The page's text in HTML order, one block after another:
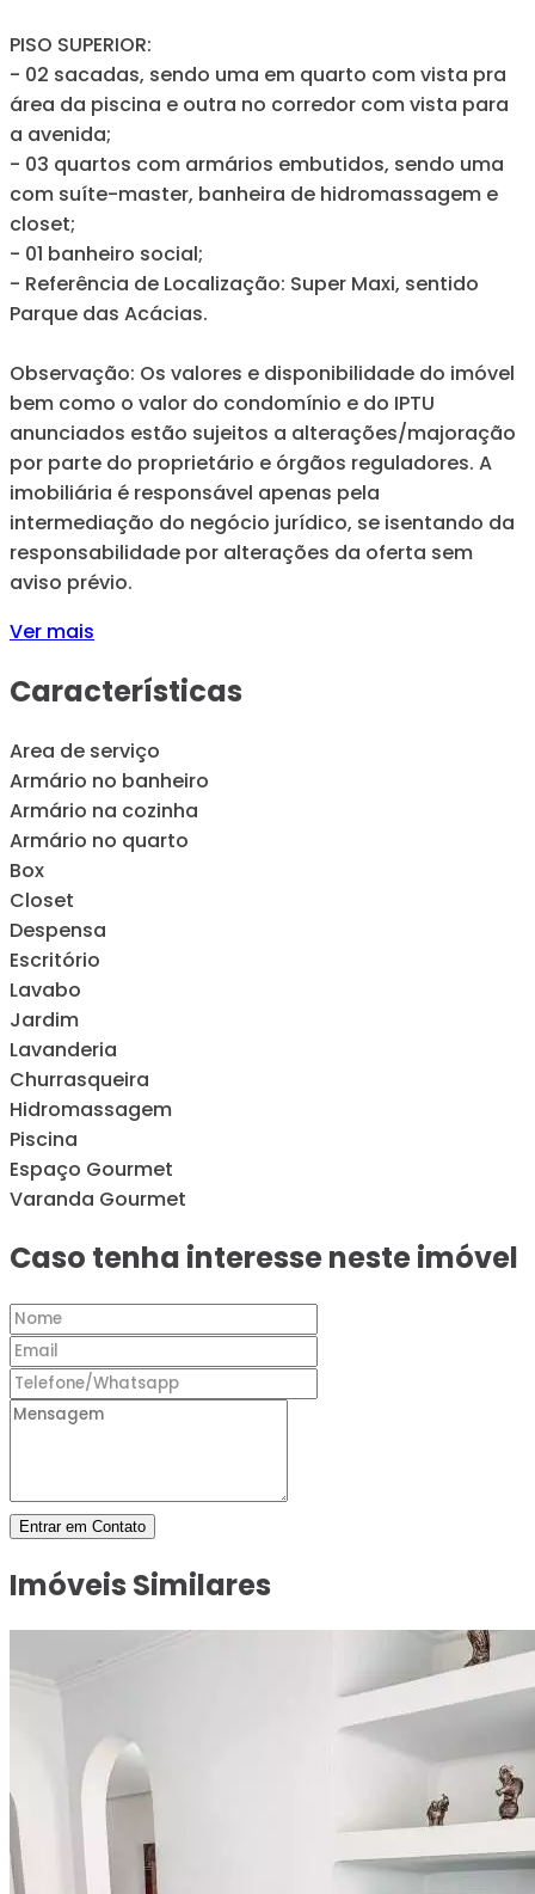
PISO SUPERIOR:
- 02 sacadas, sendo uma em quarto com vista pra
área da piscina e outra no corredor com vista para
a avenida;
- 03 quartos com armários embutidos, sendo uma
com suíte-master, banheira de hidromassagem e
closet;
- 01 banheiro social;
- Referência de Localização: Super Maxi, sentido
Parque das Acácias.
Observação: Os valores e disponibilidade do imóvel
bem como o valor do condomínio e do IPTU
anunciados estão sujeitos a alterações/majoração
por parte do proprietário e órgãos reguladores. A
imobiliária é responsável apenas pela
intermediação do negócio jurídico, se isentando da
responsabilidade por alterações da oferta sem
aviso prévio.
Ver mais
Características
Area de serviço
Armário no banheiro
Armário na cozinha
Armário no quarto
Box
Closet
Despensa
Escritório
Lavabo
Jardim
Lavanderia
Churrasqueira
Hidromassagem
Piscina
Espaço Gourmet
Varanda Gourmet
Caso tenha interesse neste imóvel
Entrar em Contato
Imóveis Similares